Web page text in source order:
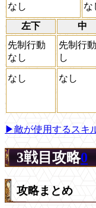
なし
な
左下
中
先制行動
なし
先制行
し
なし なし
▶敵が使用するスキ
3戦目攻略0
攻略まとめ